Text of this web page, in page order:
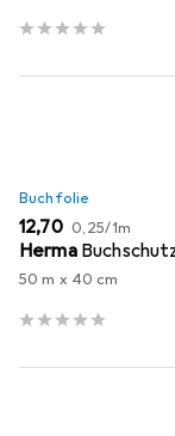
Buchfolie
EUR
12,70 EUR
0,25/1m
Herma
50 m x 40 cm